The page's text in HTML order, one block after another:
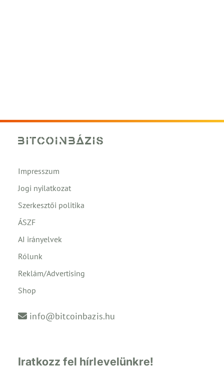
Impresszum
Jogi nyilatkozat
Szerkesztői politika
ÁSZF
AI irányelvek
Rólunk
Reklám/Advertising
Shop
info@bitcoinbazis.hu
Iratkozz fel hírlevelünkre!